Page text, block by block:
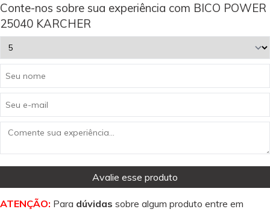
Conte-nos sobre sua experiência com BICO POWER
25040 KARCHER
Avalie esse produto
ATENÇÃO: Para dúvidas sobre algum produto entre em